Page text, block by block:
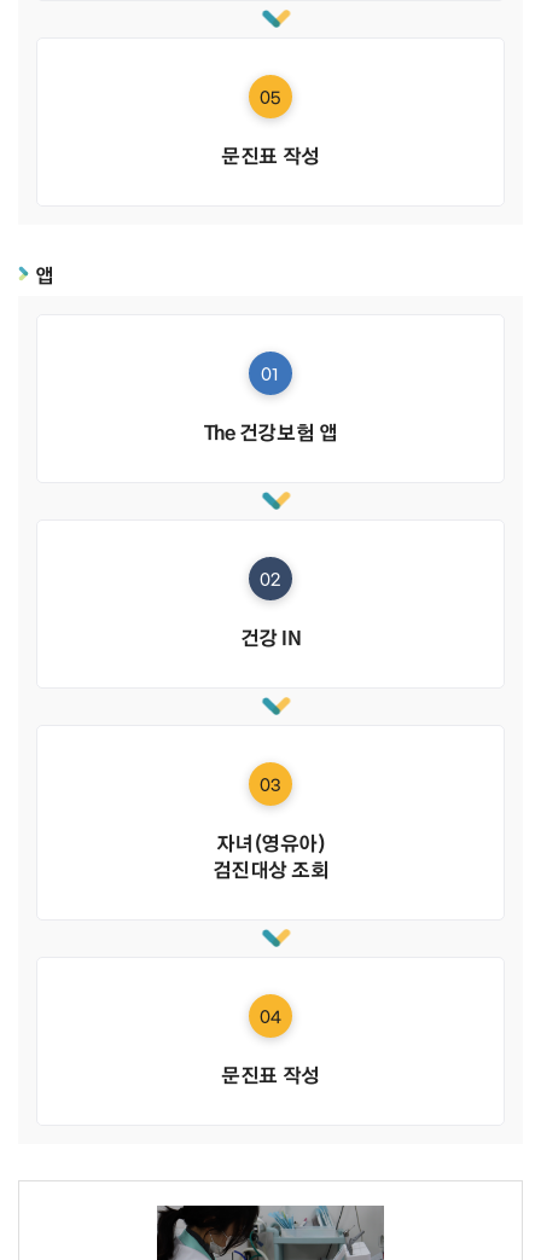
05
문진표 작성
앱
01
The 건강보험 앱
02
건강 IN
03
자녀(영유아)
검진대상 조회
04
문진표 작성